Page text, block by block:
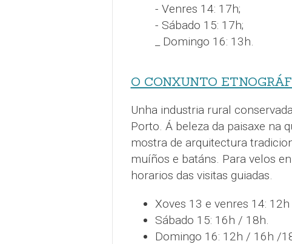
- Venres 14: 17h;
- Sábado 15: 17h;
_ Domingo 16: 13h.
O CONXUNTO
Unha industria rural
Porto. Á beleza da paisaxe na
mostra de arquitectura
muíños e batáns. Para velos
horarios das visitas guiadas.
Xoves 13 e venres 14:
Sábado 15: 16h / 18h.
Domingo 16: 12h / 16h /